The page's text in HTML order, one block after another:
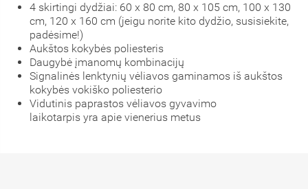
4 skirtingi dydžiai: 60 x 80 cm, 80 x 105 cm, 100 x 130
cm, 120 x 160 cm (jeigu norite kito dydžio, susisiekite,
padėsime!)
Aukštos kokybės poliesteris
Daugybė įmanomų kombinacijų
Signalinės lenktynių vėliavos gaminamos iš aukštos
kokybės vokiško poliesterio
Vidutinis paprastos vėliavos gyvavimo
laikotarpis yra apie vienerius metus